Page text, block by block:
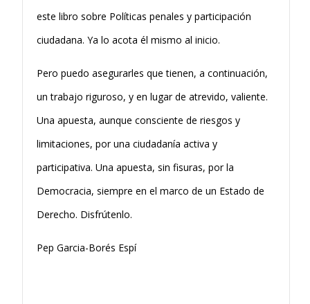
este libro sobre Políticas penales y participación
ciudadana. Ya lo acota él mismo al inicio.
Pero puedo asegurarles que tienen, a continuación,
un trabajo riguroso, y en lugar de atrevido, valiente.
Una apuesta, aunque consciente de riesgos y
limitaciones, por una ciudadanía activa y
participativa. Una apuesta, sin fisuras, por la
Democracia, siempre en el marco de un Estado de
Derecho. Disfrútenlo.
Pep Garcia-Borés Espí